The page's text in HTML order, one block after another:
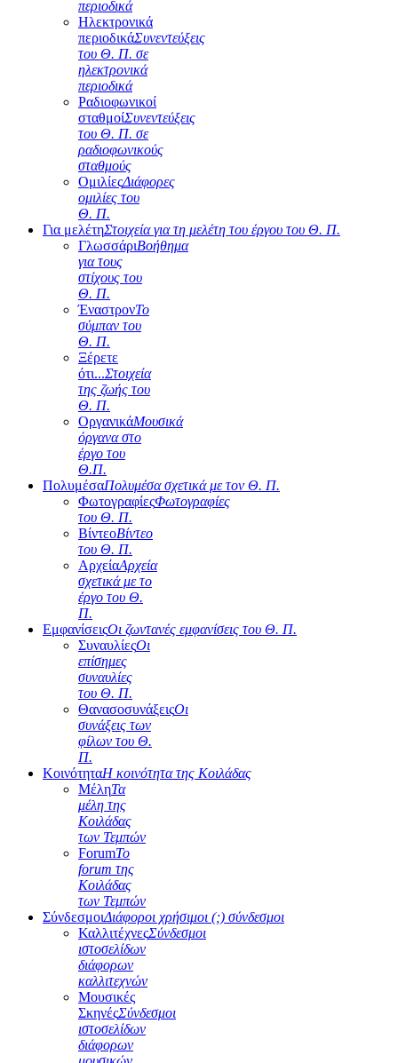
περιοδικά
Ηλεκτρονικά
περιοδικάΣυνεντεύξεις
του Θ. Π. σε
ηλεκτρονικά
περιοδικά
Ραδιοφωνικοί
σταθμοίΣυνεντεύξεις
του Θ. Π. σε
ραδιοφωνικούς
σταθμούς
ΟμιλίεςΔιάφορες
ομιλίες του
Θ. Π.
Για μελέτηΣτοιχεία για τη μελέτη του έργου του Θ. Π.
ΓλωσσάριΒοήθημα
για τους
στίχους του
Θ. Π.
ΈναστρονΤο
σύμπαν του
Θ. Π.
Ξέρετε
ότι...Στοιχεία
της ζωής του
Θ. Π.
ΟργανικάΜουσικά
όργανα στο
έργο του
Θ.Π.
ΠολυμέσαΠολυμέσα σχετικά με τον Θ. Π.
ΦωτογραφίεςΦωτογραφίες
του Θ. Π.
ΒίντεοΒίντεο
του Θ. Π.
ΑρχείαΑρχεία
σχετικά με το
έργο του Θ.
Π.
ΕμφανίσειςΟι ζωντανές εμφανίσεις του Θ. Π.
ΣυναυλίεςΟι
επίσημες
συναυλίες
του Θ. Π.
ΘανασοσυνάξειςΟι
συνάξεις των
φίλων του Θ.
Π.
ΚοινότηταΗ κοινότητα της Κοιλάδας
ΜέληΤα
μέλη της
Κοιλάδας
των Τεμπών
ForumΤο
forum της
Κοιλάδας
των Τεμπών
ΣύνδεσμοιΔιάφοροι χρήσιμοι (;) σύνδεσμοι
ΚαλλιτέχνεςΣύνδεσμοι
ιστοσελίδων
διάφορων
καλλιτεχνών
Μουσικές
ΣκηνέςΣύνδεσμοι
ιστοσελίδων
διάφορων